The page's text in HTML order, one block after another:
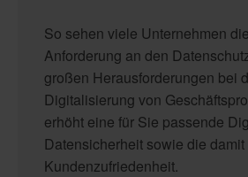
So sehen viele Unternehmen
Anforderung an den
großen Herausforderungen bei
Digitalisierung von
erhöht eine für Sie passende
Datensicherheit sowie die
Kundenzufriedenheit.